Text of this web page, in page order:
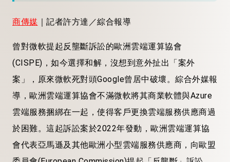
商傳媒 ｜記者許方達／綜合報導
曾對微軟提起反壟斷訴訟的歐洲雲端運算協會
(CISPE)，如今選擇和解，沒想到意外扯出「案外
案」，原來微軟死對頭Google曾居中破壞。綜合外媒報
導，歐洲雲端運算協會不滿微軟將其商業軟體與Azure
雲端服務捆綁在一起，使得客戶更換雲端服務供應商過
於困難。這起訴訟案於2022年發動，歐洲雲端運算協
會代表亞馬遜及其他歐洲小型雲端服務供應商，向歐盟